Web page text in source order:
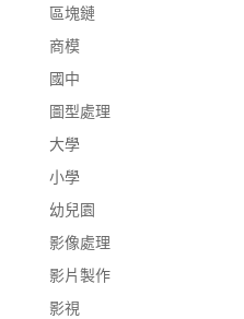
區塊鏈
商模
國中
圖型處理
大學
小學
幼兒園
影像處理
影片製作
影視